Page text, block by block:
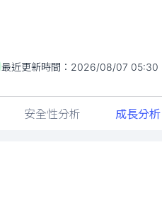
最近更新時間： 2026/08/07 05:30
安全性分析 成長分析